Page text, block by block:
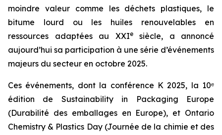
moindre valeur comme les déchets plastiques, le
bitume lourd ou les huiles renouvelables en
ressources adaptées au XXIesiècle, a annoncé
aujourd’hui sa participation à une série d’événements
majeurs du secteur en octobre 2025.
Ces événements, dont la conférence K 2025, la 10ᵉ
édition de Sustainability in Packaging Europe
(Durabilité des emballages en Europe), et Ontario
Chemistry & Plastics Day (Journée de la chimie et des